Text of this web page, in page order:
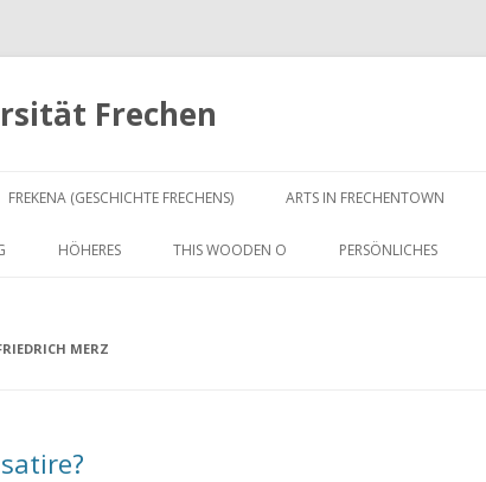
Frechen
Inhalt
FREKENA (GESCHICHTE FRECHENS) ARTS IN FRECHENTOWN
HÖHERES THIS WOODEN O PERSÖNLICHES
MERZ